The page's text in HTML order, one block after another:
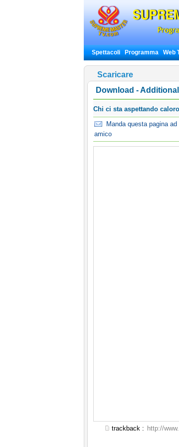
Spettacoli Programma Web
Scaricare
Download -
Chi ci sta aspettando
Manda questa pagina ad
amico
trackback : http://